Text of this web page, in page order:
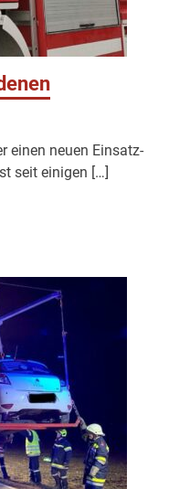
einen neuen Einsatz-
seit einigen […]